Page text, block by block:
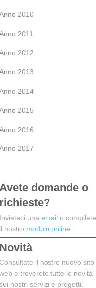
Anno 2010
Anno 2011
Anno 2012
Anno 2013
Anno 2014
Anno 2015
Anno 2016
Anno 2017
Avete domande o
richieste?
Inviateci una email o compilate
il nostro modulo online
Novità
Consultate il nostro nuovo sito
web e troverete tutte le novità
sui nostri servizi e progetti.